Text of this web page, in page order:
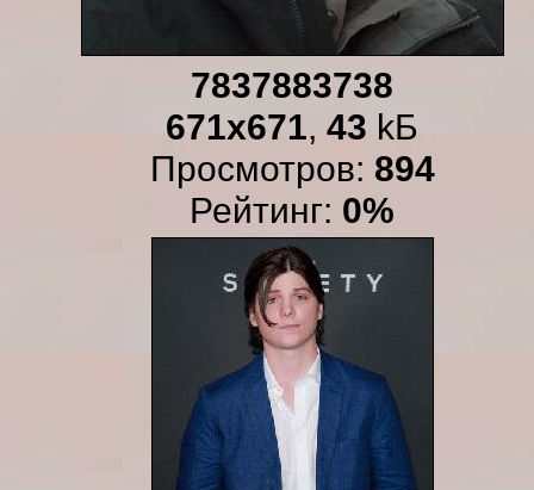
7837883738
671x671, 43 kБ
Просмотров: 894
Рейтинг: 0%